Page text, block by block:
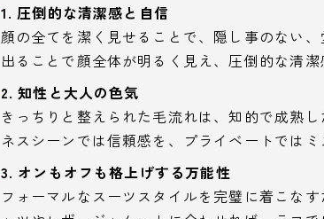
1. 圧倒的な清潔感と自信
顔の全てを潔く見せることで、隠し事のない
出ることで顔全体が明るく見え、圧倒的な清潔
2. 知性と大人の色気
きっちりと整えられた毛流れは、知的で成熟
ネスシーンでは信頼感を、プライベートでは
3. オンもオフも格上げする万能性
フォーマルなスーツスタイルを完璧に着こな